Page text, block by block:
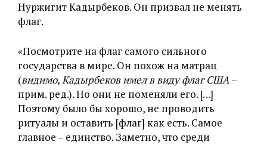
Нуржигит Кадырбеков. Он призвал не менять
флаг.
«Посмотрите на флаг самого сильного
государства в мире. Он похож на матрац
(видимо, Кадырбеков имел в виду флаг США–
прим. ред.). Но они не поменяли его. […]
Поэтому было бы хорошо, не проводить
ритуалы и оставить [флаг] как есть. Самое
главное – единство. Заметно, что среди